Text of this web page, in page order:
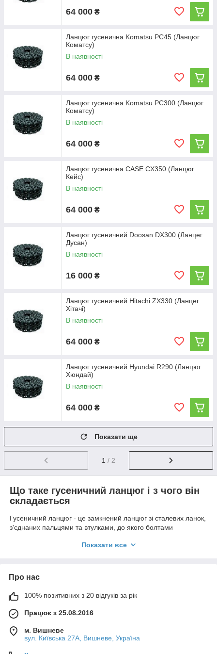
64 000 ₴
Ланцюг гусенична Komatsu PC45 (Ланцюг
Коматсу)
В наявності
64 000 ₴
Ланцюг гусенична Komatsu PC300 (Ланцюг
Коматсу)
В наявності
64 000 ₴
Ланцюг гусенична CASE CX350 (Ланцюг
Кейс)
В наявності
64 000 ₴
Ланцюг гусеничний Doosan DX300 (Ланцег
Дусан)
В наявності
16 000 ₴
Ланцюг гусеничний Hitachi ZX330 (Ланцег
Хітачі)
В наявності
64 000 ₴
Ланцюг гусеничний Hyundai R290 (Ланцюг
Хюндай)
В наявності
64 000 ₴
Показати ще
1 / 2
Що таке гусеничний ланцюг і з чого він
складається
Гусеничний ланцюг - це замкнений ланцюг зі сталевих ланок,
з'єднаних пальцями та втулками, до якого болтами
підтримувальних котках, огинає напрямне колесо й отримує
ходової.
доріжкою, якою котяться опорні котки;
Пальці
- запресовані в ланки з натягом, працюють
на зріз і на знос у парі з втулкою;
Втулки- обертаються в зачепленні із зірочкою,
зношуються швидше за інші деталі;
Показати все
Про нас
100% позитивних з 20 відгуків за рік
Працює з 25.08.2016
м. Вишневе
вул. Київська 27А, Вишневе, Україна